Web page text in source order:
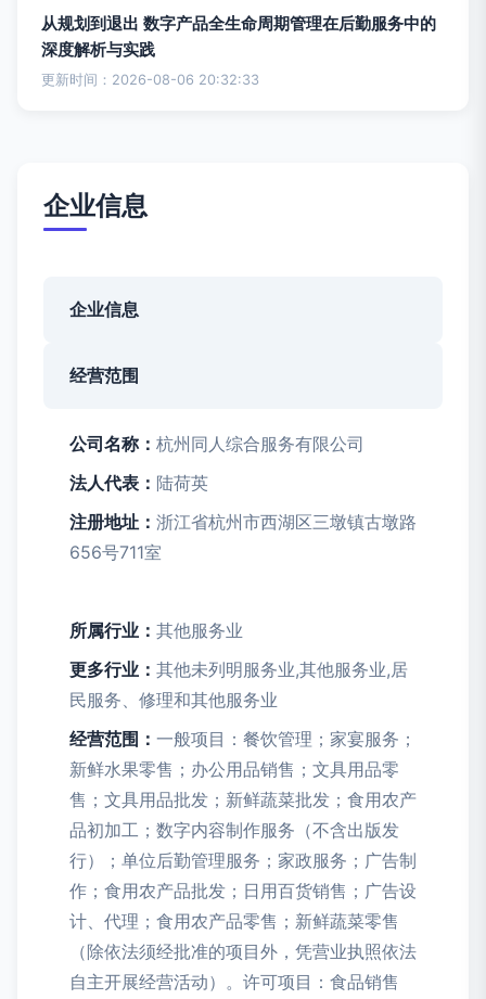
从规划到退出 数字产品全生命周期管理在后勤服务中的
深度解析与实践
更新时间：2026-08-06 20:32:33
企业信息
企业信息
经营范围
公司名称： 杭州同人综合服务有限公司
法人代表： 陆荷英
注册地址： 浙江省杭州市西湖区三墩镇古墩路
656号711室
所属行业： 其他服务业
更多行业： 其他未列明服务业,其他服务业,居
民服务、修理和其他服务业
经营范围： 一般项目：餐饮管理；家宴服务；
新鲜水果零售；办公用品销售；文具用品零
售；文具用品批发；新鲜蔬菜批发；食用农产
品初加工；数字内容制作服务（不含出版发
行）；单位后勤管理服务；家政服务；广告制
作；食用农产品批发；日用百货销售；广告设
计、代理；食用农产品零售；新鲜蔬菜零售
（除依法须经批准的项目外，凭营业执照依法
自主开展经营活动）。许可项目：食品销售